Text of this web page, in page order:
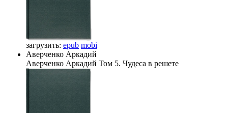
загрузить: epub mobi
Аверченко Аркадий
Аверченко Аркадий Том 5. Чудеса в решете